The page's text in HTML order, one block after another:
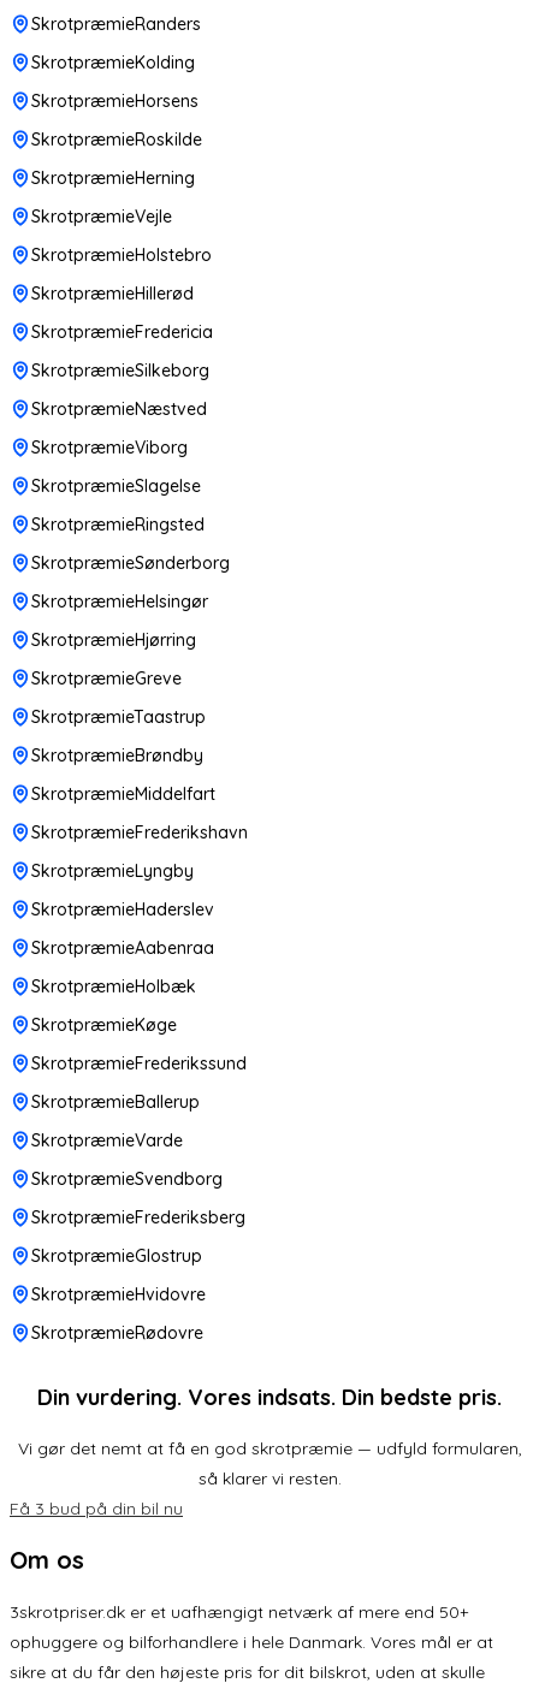
SkrotpræmieRanders
SkrotpræmieKolding
SkrotpræmieHorsens
SkrotpræmieRoskilde
SkrotpræmieHerning
SkrotpræmieVejle
SkrotpræmieHolstebro
SkrotpræmieHillerød
SkrotpræmieFredericia
SkrotpræmieSilkeborg
SkrotpræmieNæstved
SkrotpræmieViborg
SkrotpræmieSlagelse
SkrotpræmieRingsted
SkrotpræmieSønderborg
SkrotpræmieHelsingør
SkrotpræmieHjørring
SkrotpræmieGreve
SkrotpræmieTaastrup
SkrotpræmieBrøndby
SkrotpræmieMiddelfart
SkrotpræmieFrederikshavn
SkrotpræmieLyngby
SkrotpræmieHaderslev
SkrotpræmieAabenraa
SkrotpræmieHolbæk
SkrotpræmieKøge
SkrotpræmieFrederikssund
SkrotpræmieBallerup
SkrotpræmieVarde
SkrotpræmieSvendborg
SkrotpræmieFrederiksberg
SkrotpræmieGlostrup
SkrotpræmieHvidovre
SkrotpræmieRødovre
Din vurdering. Vores indsats. Din bedste pris.
Vi gør det nemt at få en god skrotpræmie — udfyld formularen,
så klarer vi resten.
Få 3 bud på din bil nu
Om os
3skrotpriser.dk er et uafhængigt netværk af mere end 50+
ophuggere og bilforhandlere i hele Danmark. Vores mål er at
sikre at du får den højeste pris for dit bilskrot, uden at skulle